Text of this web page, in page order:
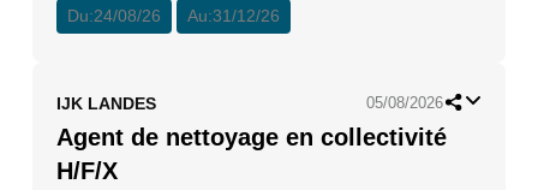
Du:24/08/26 Au:31/12/26
IJK LANDES 05/08/2026
Agent de nettoyage en collectivité
H/F/X